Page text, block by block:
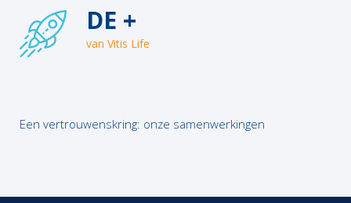
DE +
van Vitis Life
Een vertrouwenskring: onze samenwerkingen